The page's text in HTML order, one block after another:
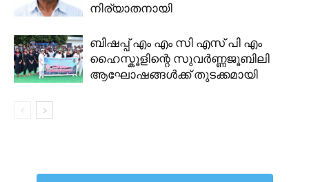
നിര്യാതനായി
ബിഷപ്പ് എം എം സി എസ് പി എം
ഹൈസ്കൂളിന്റെ സുവർണ്ണജൂബിലി
ആഘോഷങ്ങൾക്ക് തുടക്കമായി